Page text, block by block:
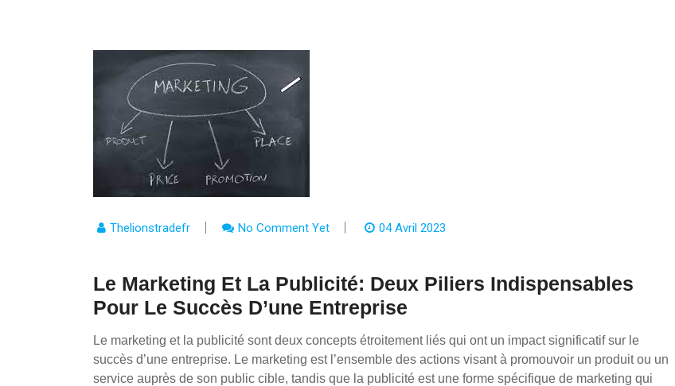
Thelionstradefr No Comment Yet 04 Avril 2023
Le Marketing Et La Publicité: Deux Piliers Indispensables
Pour Le Succès D’une Entreprise
Le marketing et la publicité sont deux concepts étroitement liés qui ont un impact significatif sur le
succès d’une entreprise. Le marketing est l’ensemble des actions visant à promouvoir un produit ou un
service auprès de son public cible, tandis que la publicité est une forme spécifique de marketing qui